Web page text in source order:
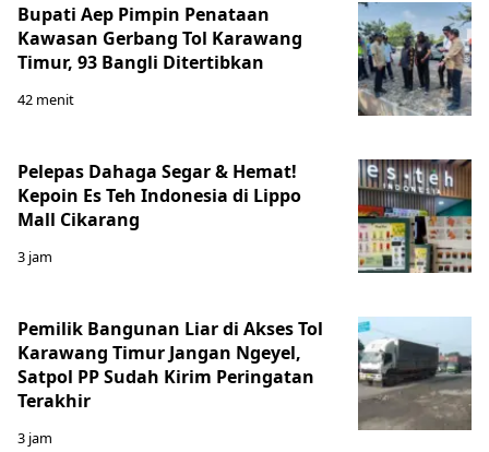
Bupati Aep Pimpin Penataan
Kawasan Gerbang Tol Karawang
Timur, 93 Bangli Ditertibkan
42 menit
Pelepas Dahaga Segar & Hemat!
Kepoin Es Teh Indonesia di Lippo
Mall Cikarang
3 jam
Pemilik Bangunan Liar di Akses Tol
Karawang Timur Jangan Ngeyel,
Satpol PP Sudah Kirim Peringatan
Terakhir
3 jam